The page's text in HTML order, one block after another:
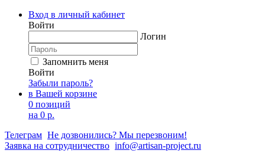
Вход в личный кабинет
Войти
Логин
Запомнить меня
Войти
Забыли пароль?
в Вашей корзине
0 позиций
на 0 р.
Телеграм Не дозвонились? Мы перезвоним!
Заявка на сотрудничество info@artisan-project.ru